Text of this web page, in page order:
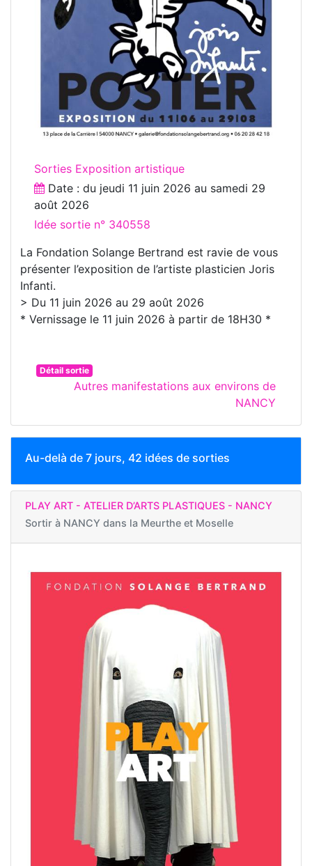
Sorties Exposition artistique
Date : du jeudi 11 juin 2026 au samedi 29
août 2026
Idée sortie n° 340558
La Fondation Solange Bertrand est ravie de vous
présenter l’exposition de l’artiste plasticien Joris
Infanti.
> Du 11 juin 2026 au 29 août 2026
* Vernissage le 11 juin 2026 à partir de 18H30 *
Détail sortie
Autres manifestations aux environs de
NANCY
Au-delà de 7 jours, 42 idées de sorties
PLAY ART - ATELIER D’ARTS PLASTIQUES - NANCY
Sortir à NANCY dans la Meurthe et Moselle